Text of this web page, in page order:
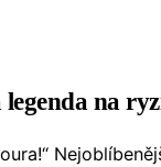
na